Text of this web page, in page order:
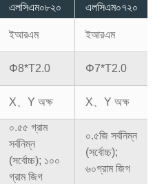
এলসিএম০৮২০
এলসিএম০৭২০
ইআরএম ইআরএম
Φ8*T2.0 Φ7*T2.0
X、Y অক্ষ X、Y অক্ষ
০.৫৫ গ্রাম
সর্বনিম্ন
(সর্বোচ্চ); ১০০
গ্রাম জিগ
০.৫জি সর্বনিম্ন
(সর্বোচ্চ);
৬০গ্রাম জিগ